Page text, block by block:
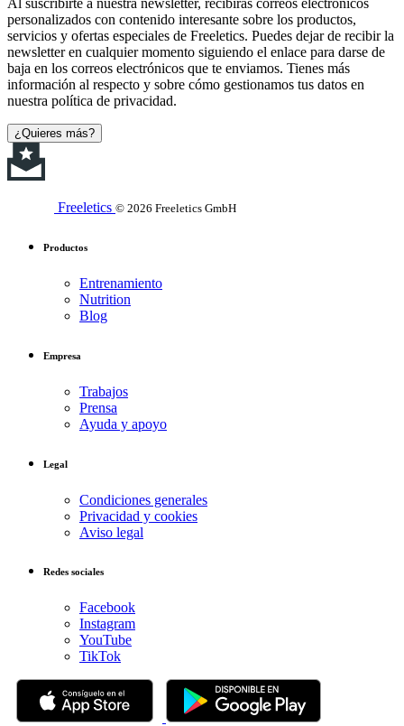
Al suscribirte a nuestra newsletter, recibirás correos electrónicos
personalizados con contenido interesante sobre los productos,
servicios y ofertas especiales de Freeletics. Puedes dejar de recibir la
newsletter en cualquier momento siguiendo el enlace para darse de
baja en los correos electrónicos que te enviamos. Tienes más
información al respecto y sobre cómo gestionamos tus datos en
nuestra política de privacidad.
¿Quieres más?
Freeletics © 2026 Freeletics GmbH
Productos
Entrenamiento
Nutrition
Blog
Empresa
Trabajos
Prensa
Ayuda y apoyo
Legal
Condiciones generales
Privacidad y cookies
Aviso legal
Redes sociales
Facebook
Instagram
YouTube
TikTok